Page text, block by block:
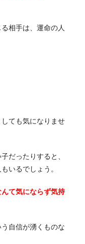
相手は、運命の人
ても気になりませ
だったりすると、
いるでしょう。
て気にならず気持
自信が湧くものな